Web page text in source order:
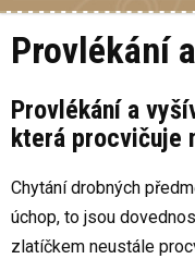
Provlékání
Provlékání a
která procvičuje
Chytání drobných
úchop, to jsou
zlatíčkem neustále